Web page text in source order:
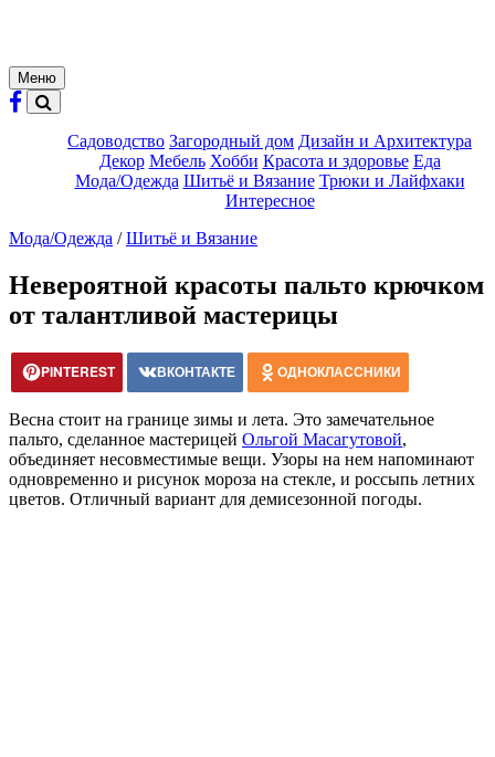
Меню
Садоводство Загородный дом Дизайн и Архитектура
Декор Мебель Хобби Красота и здоровье Еда
Мода/Одежда Шитьё и Вязание Трюки и Лайфхаки
Интересное
Мода/Одежда /Шитьё и Вязание
Невероятной красоты пальто крючком
от талантливой мастерицы
PINTEREST ВКОНТАКТЕ ОДНОКЛАССНИКИ
Весна стоит на границе зимы и лета. Это замечательное
пальто, сделанное мастерицей Ольгой Масагутовой,
объединяет несовместимые вещи. Узоры на нем напоминают
одновременно и рисунок мороза на стекле, и россыпь летних
цветов. Отличный вариант для демисезонной погоды.